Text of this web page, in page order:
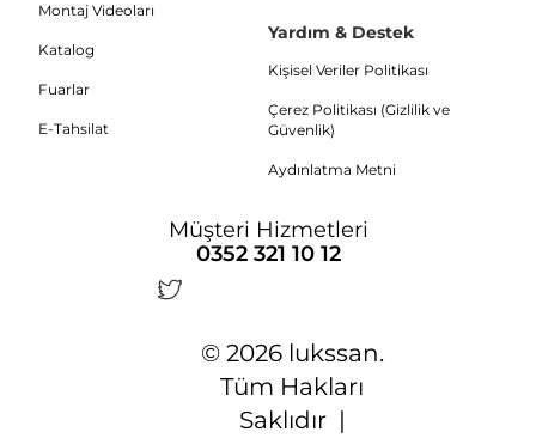
Montaj Videoları
Katalog
Fuarlar
E-Tahsilat
Yardım & Destek
Kişisel Veriler Politikası
Çerez Politikası (Gizlilik ve
Güvenlik)
Aydınlatma Metni
Müşteri Hizmetleri
0352 321 10 12
© 2026 lukssan.
Tüm Hakları
Saklıdır |